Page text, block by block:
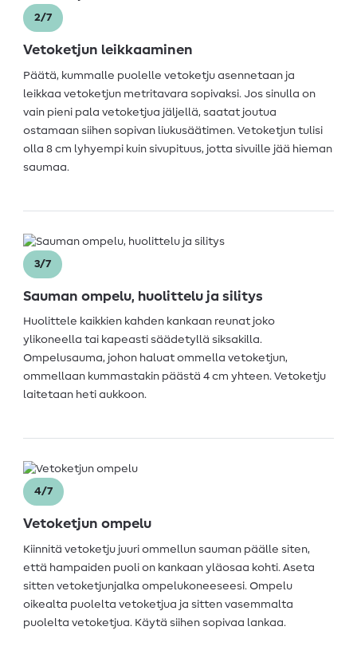
2/7
Vetoketjun leikkaaminen
Päätä, kummalle puolelle vetoketju asennetaan ja
leikkaa vetoketjun metritavara sopivaksi. Jos sinulla on
vain pieni pala vetoketjua jäljellä, saatat joutua
ostamaan siihen sopivan liukusäätimen. Vetoketjun tulisi
olla 8 cm lyhyempi kuin sivupituus, jotta sivuille jää hieman
saumaa.
3/7
Sauman ompelu, huolittelu ja silitys
Huolittele kaikkien kahden kankaan reunat joko
ylikoneella tai kapeasti säädetyllä siksakilla.
Ompelusauma, johon haluat ommella vetoketjun,
ommellaan kummastakin päästä 4 cm yhteen. Vetoketju
laitetaan heti aukkoon.
4/7
Vetoketjun ompelu
Kiinnitä vetoketju juuri ommellun sauman päälle siten,
että hampaiden puoli on kankaan yläosaa kohti. Aseta
sitten vetoketjunjalka ompelukoneeseesi. Ompelu
oikealta puolelta vetoketjua ja sitten vasemmalta
puolelta vetoketjua. Käytä siihen sopivaa lankaa.